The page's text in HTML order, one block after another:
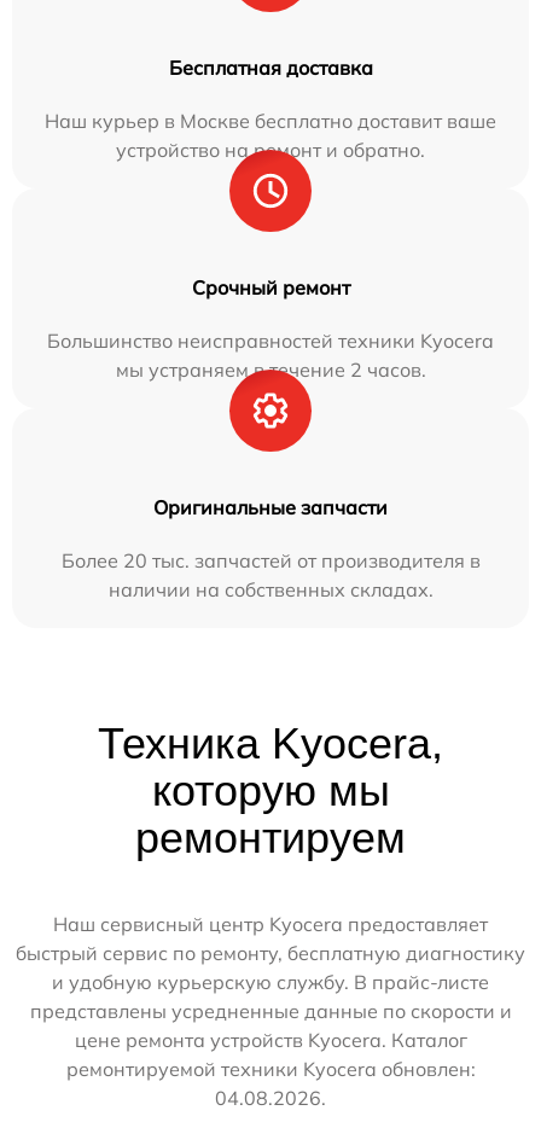
Бесплатная доставка
Наш курьер в Москве бесплатно доставит ваше
устройство на ремонт и обратно.
Срочный ремонт
Большинство неисправностей техники Kyocera
мы устраняем в течение 2 часов.
Оригинальные запчасти
Более 20 тыс. запчастей от производителя в
наличии на собственных складах.
Техника Kyocera,
которую мы
ремонтируем
Наш сервисный центр Kyocera предоставляет
быстрый сервис по ремонту, бесплатную диагностику
и удобную курьерскую службу. В прайс-листе
представлены усредненные данные по скорости и
цене ремонта устройств Kyocera. Каталог
ремонтируемой техники Kyocera обновлен:
04.08.2026.